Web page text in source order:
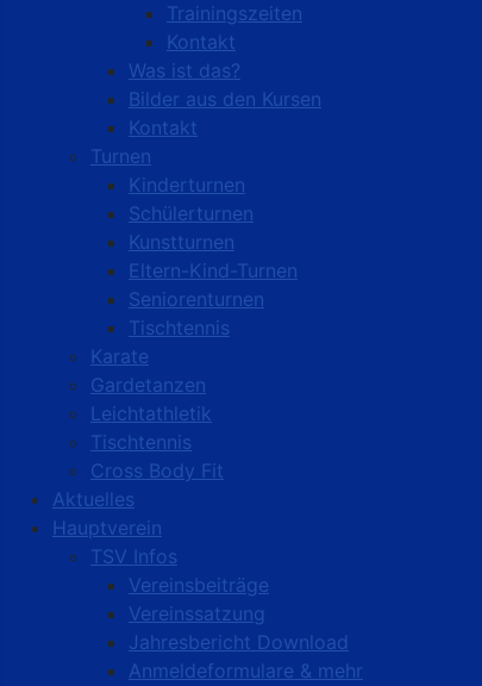
Trainingszeiten
Kontakt
Was ist das?
Bilder aus den Kursen
Kontakt
Turnen
Kinderturnen
Schülerturnen
Kunstturnen
Eltern-Kind-Turnen
Seniorenturnen
Tischtennis
Karate
Gardetanzen
Leichtathletik
Tischtennis
Cross Body Fit
Aktuelles
Hauptverein
TSV Infos
Vereinsbeiträge
Vereinssatzung
Jahresbericht Download
Anmeldeformulare & mehr